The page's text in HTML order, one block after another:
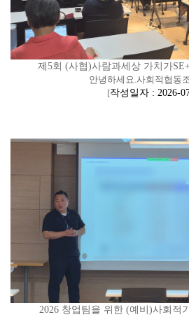
제5회 (사협)사람과세상 가치가
안녕하세요.사회적협동
[작성일자 : 2026-
2026 창업팀을 위한 (예비)사회적